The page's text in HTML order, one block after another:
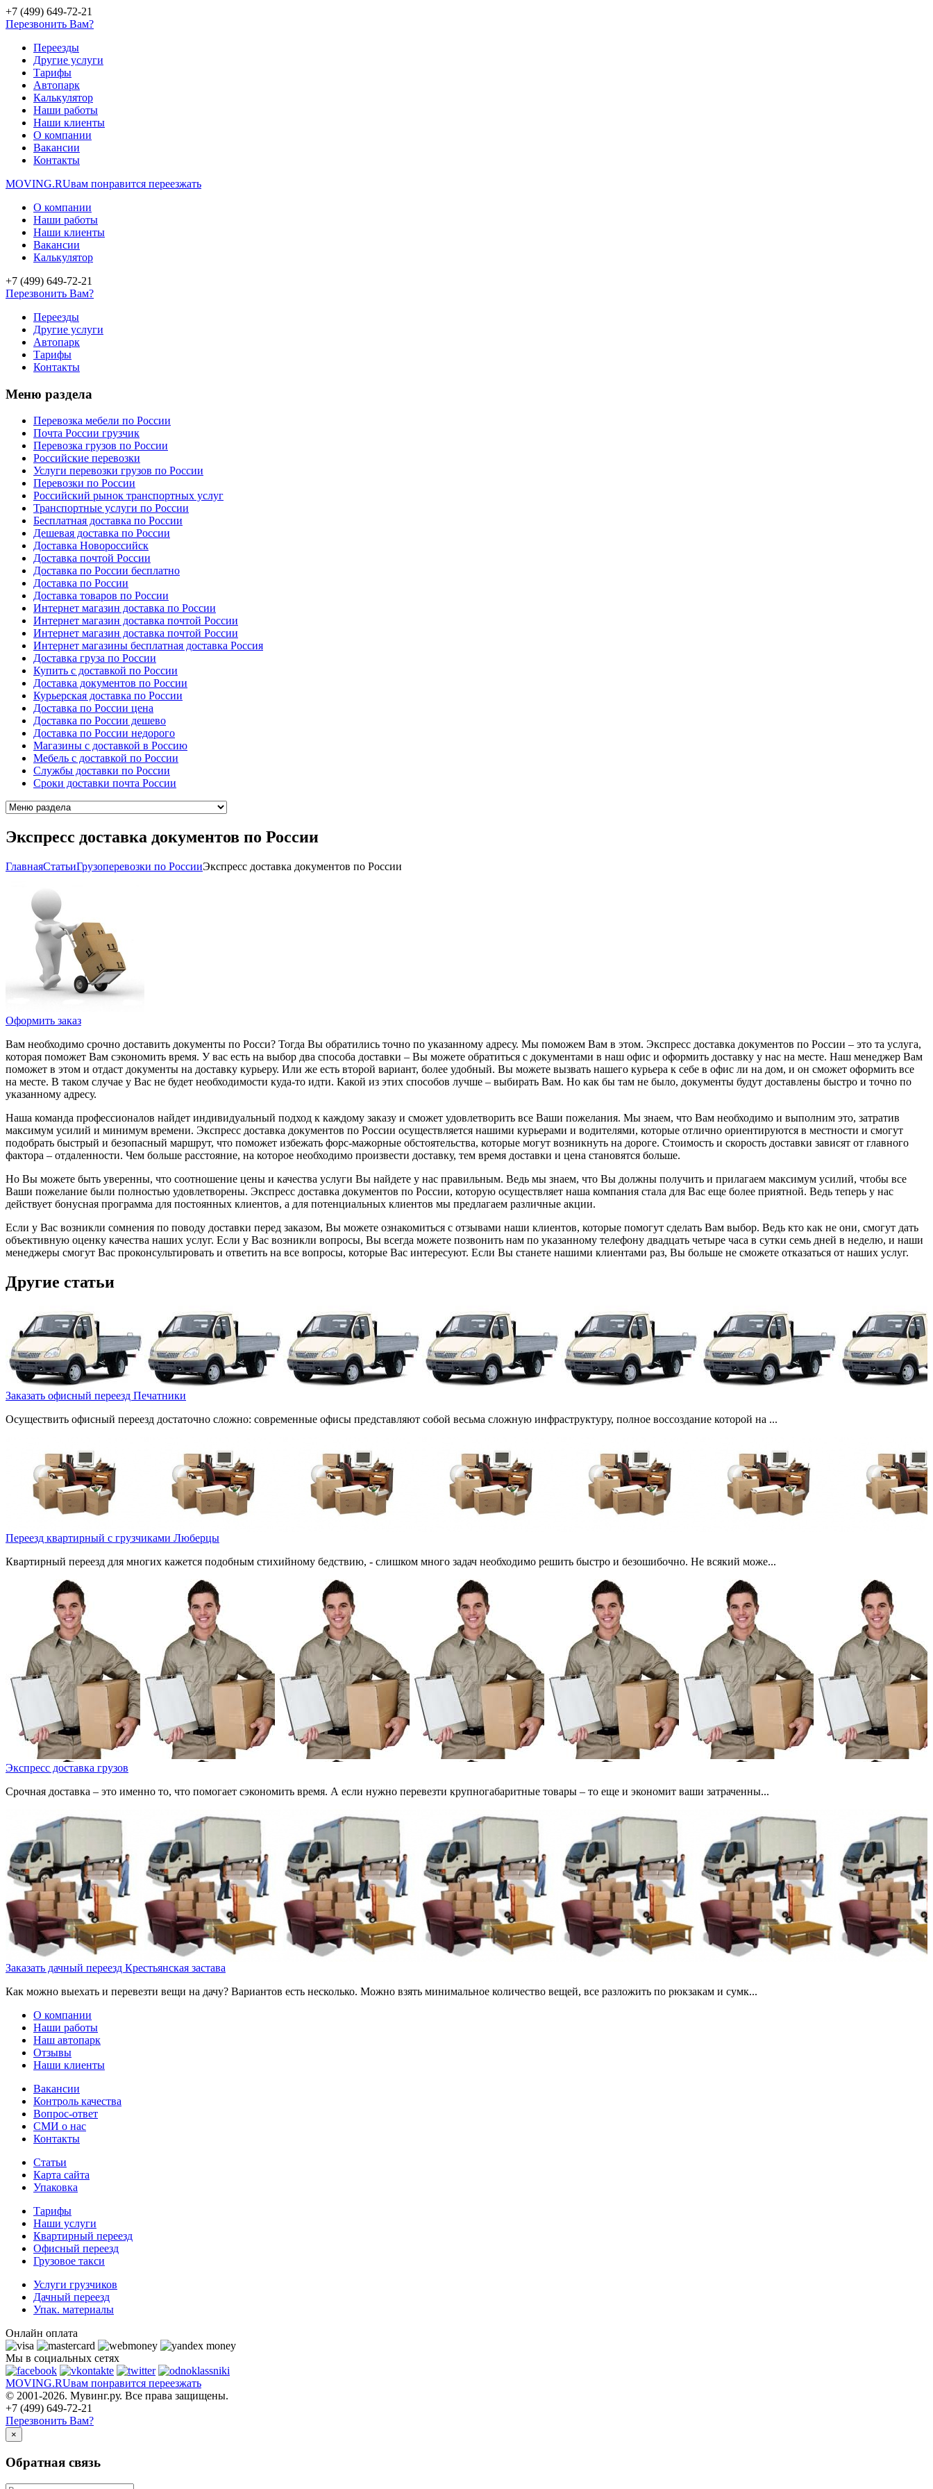
+7 (499) 649-72-21
Перезвонить Вам?
Переезды
Другие услуги
Тарифы
Автопарк
Калькулятор
Наши работы
Наши клиенты
О компании
Вакансии
Контакты
MOVING.RUвам понравится переезжать
О компании
Наши работы
Наши клиенты
Вакансии
Калькулятор
+7 (499) 649-72-21
Перезвонить Вам?
Переезды
Другие услуги
Автопарк
Тарифы
Контакты
Меню раздела
Перевозка мебели по России
Почта России грузчик
Перевозка грузов по России
Российские перевозки
Услуги перевозки грузов по России
Перевозки по России
Российский рынок транспортных услуг
Транспортные услуги по России
Бесплатная доставка по России
Дешевая доставка по России
Доставка Новороссийск
Доставка почтой России
Доставка по России бесплатно
Доставка по России
Доставка товаров по России
Интернет магазин доставка по России
Интернет магазин доставка почтой России
Интернет магазин доставка почтой России
Интернет магазины бесплатная доставка Россия
Доставка груза по России
Купить с доставкой по России
Доставка документов по России
Курьерская доставка по России
Доставка по России цена
Доставка по России дешево
Доставка по России недорого
Магазины с доставкой в Россию
Мебель с доставкой по России
Cлужбы доставки по России
Cроки доставки почта России
Экспресс доставка документов по России
ГлавнаяCтатьиГрузоперевозки по РоссииЭкспресс доставка документов по России
Оформить заказ
Вам необходимо срочно доставить документы по Росси? Тогда Вы обратились точно по указанному адресу. Мы поможем Вам в этом. Экспресс доставка документов по России – это та услуга,
которая поможет Вам сэкономить время. У вас есть на выбор два способа доставки – Вы можете обратиться с документами в наш офис и оформить доставку у нас на месте. Наш менеджер Вам
поможет в этом и отдаст документы на доставку курьеру. Или же есть второй вариант, более удобный. Вы можете вызвать нашего курьера к себе в офис ли на дом, и он сможет оформить все
на месте. В таком случае у Вас не будет необходимости куда-то идти. Какой из этих способов лучше – выбирать Вам. Но как бы там не было, документы будут доставлены быстро и точно по
указанному адресу.
Наша команда профессионалов найдет индивидуальный подход к каждому заказу и сможет удовлетворить все Ваши пожелания. Мы знаем, что Вам необходимо и выполним это, затратив
максимум усилий и минимум времени. Экспресс доставка документов по России осуществляется нашими курьерами и водителями, которые отлично ориентируются в местности и смогут
подобрать быстрый и безопасный маршрут, что поможет избежать форс-мажорные обстоятельства, которые могут возникнуть на дороге. Стоимость и скорость доставки зависят от главного
фактора – отдаленности. Чем больше расстояние, на которое необходимо произвести доставку, тем время доставки и цена становятся больше.
Но Вы можете быть уверенны, что соотношение цены и качества услуги Вы найдете у нас правильным. Ведь мы знаем, что Вы должны получить и прилагаем максимум усилий, чтобы все
Ваши пожелание были полностью удовлетворены. Экспресс доставка документов по России, которую осуществляет наша компания стала для Вас еще более приятной. Ведь теперь у нас
действует бонусная программа для постоянных клиентов, а для потенциальных клиентов мы предлагаем различные акции.
Если у Вас возникли сомнения по поводу доставки перед заказом, Вы можете ознакомиться с отзывами наши клиентов, которые помогут сделать Вам выбор. Ведь кто как не они, смогут дать
объективную оценку качества наших услуг. Если у Вас возникли вопросы, Вы всегда можете позвонить нам по указанному телефону двадцать четыре часа в сутки семь дней в неделю, и наши
менеджеры смогут Вас проконсультировать и ответить на все вопросы, которые Вас интересуют. Если Вы станете нашими клиентами раз, Вы больше не сможете отказаться от наших услуг.
Другие статьи
Заказать офисный переезд Печатники
Осуществить офисный переезд достаточно сложно: современные офисы представляют собой весьма сложную инфраструктуру, полное воссоздание которой на ...
Переезд квартирный с грузчиками Люберцы
Квартирный переезд для многих кажется подобным стихийному бедствию, - слишком много задач необходимо решить быстро и безошибочно. Не всякий може...
Экспресс доставка грузов
Срочная доставка – это именно то, что помогает сэкономить время. А если нужно перевезти крупногабаритные товары – то еще и экономит ваши затраченны...
Заказать дачный переезд Крестьянская застава
Как можно выехать и перевезти вещи на дачу? Вариантов есть несколько. Можно взять минимальное количество вещей, все разложить по рюкзакам и сумк...
О компании
Наши работы
Наш автопарк
Отзывы
Наши клиенты
Вакансии
Контроль качества
Вопрос-ответ
СМИ о нас
Контакты
Статьи
Карта сайта
Упаковка
Тарифы
Наши услуги
Квартирный переезд
Офисный переезд
Грузовое такси
Услуги грузчиков
Дачный переезд
Упак. материалы
Онлайн оплата
Мы в социальных сетях
MOVING.RUвам понравится переезжать
© 2001-2026. Мувинг.ру. Все права защищены.
+7 (499) 649-72-21
Перезвонить Вам?
×
Обратная связь